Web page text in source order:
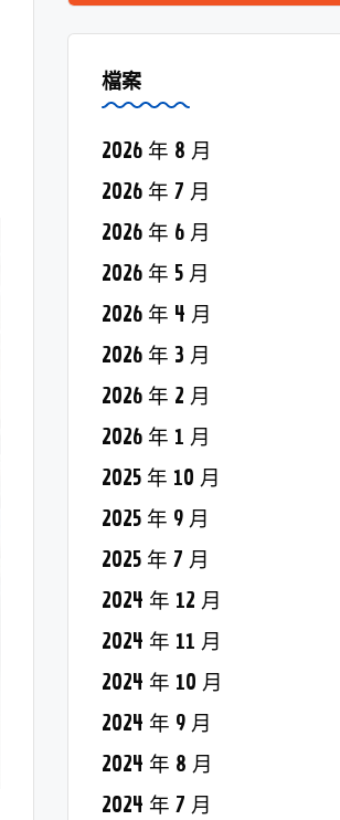
檔案
2026 年 8 月
2026 年 7 月
2026 年 6 月
2026 年 5 月
2026 年 4 月
2026 年 3 月
2026 年 2 月
2026 年 1 月
2025 年 10 月
2025 年 9 月
2025 年 7 月
2024 年 12 月
2024 年 11 月
2024 年 10 月
2024 年 9 月
2024 年 8 月
2024 年 7 月